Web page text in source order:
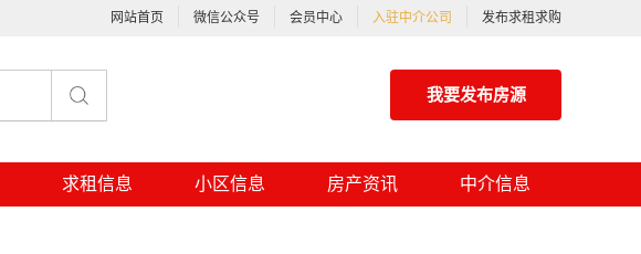
网站首页 微信公众号 会员中心 入驻中介公司 发布求租求购
我要发布房源
求租信息 小区信息 房产资讯 中介信息